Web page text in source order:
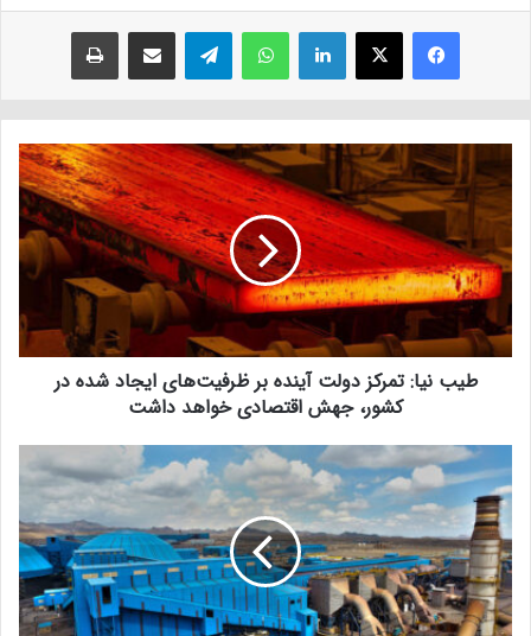
فیسبوک ایکس لینکداین واتس آپ تلگرام
طیب نیا: تمرکز دولت آینده بر ظرفیت‌های ایجاد شده در
کشور، جهش اقتصادی خواهد داشت